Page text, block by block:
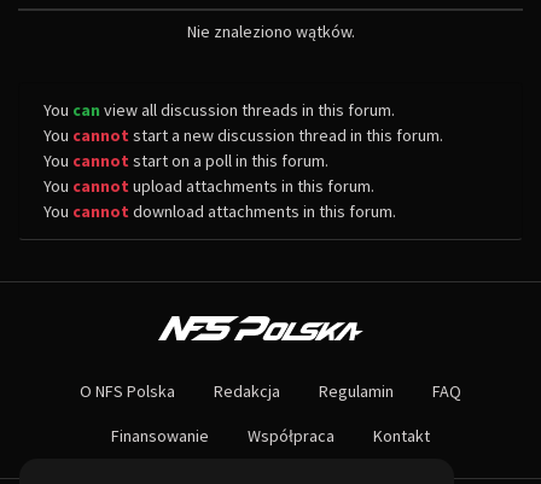
Nie znaleziono wątków.
You can view all discussion threads in this forum.
You cannot start a new discussion thread in this forum.
You cannot start on a poll in this forum.
You cannot upload attachments in this forum.
You cannot download attachments in this forum.
Największa społeczność Need for Speed w Polsce! Znajdziesz u nas
Nie czekaj dłużej - wstąp do naszej społeczności! Czekamy na ciebie!
O NFS Polska Redakcja Regulamin FAQ
Finansowanie Współpraca Kontakt